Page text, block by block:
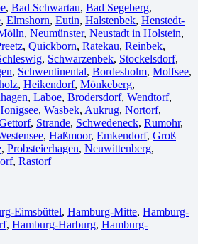
, Bad Schwartau, Bad Segeberg,
, Elmshorn, Eutin, Halstenbek, Henstedt-
, Neumünster, Neustadt in Holstein,
, Quickborn, Ratekau, Reinbek,
, Schwarzenbek, Stockelsdorf,
, Schwentinental, Bordesholm, Molfsee,
, Heikendorf, Mönkeberg,
, Laboe, Brodersdorf, Wendtorf,
, Wasbek, Aukrug, Nortorf,
, Strande, Schwedeneck, Rumohr,
, Haßmoor, Emkendorf, Groß
, Probsteierhagen, Neuwittenberg,
, Rastorf
Eimsbüttel, Hamburg-Mitte, Hamburg-
, Hamburg-Harburg, Hamburg-